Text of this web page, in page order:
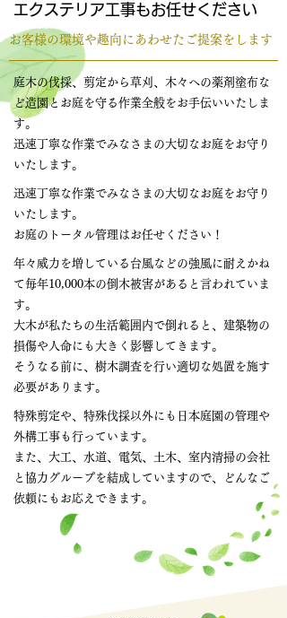
エクステリア工事もお任せください
お客様の環境や趣向にあわせたご提案をします
庭木の伐採、剪定から草刈、木々への薬剤塗布な
ど造園とお庭を守る作業全般をお手伝いいたしま
す。
迅速丁寧な作業でみなさまの大切なお庭をお守り
いたします。
迅速丁寧な作業でみなさまの大切なお庭をお守り
いたします。
お庭のトータル管理はお任せください！
年々威力を増している台風などの強風に耐えかね
て毎年10,000本の倒木被害があると言われていま
す。
大木が私たちの生活範囲内で倒れると、建築物の
損傷や人命にも大きく影響してきます。
そうなる前に、樹木調査を行い適切な処置を施す
必要があります。
特殊剪定や、特殊伐採以外にも日本庭園の管理や
外構工事も行っています。
また、大工、水道、電気、土木、室内清掃の会社
と協力グループを結成していますので、どんなご
依頼にもお応えできます。